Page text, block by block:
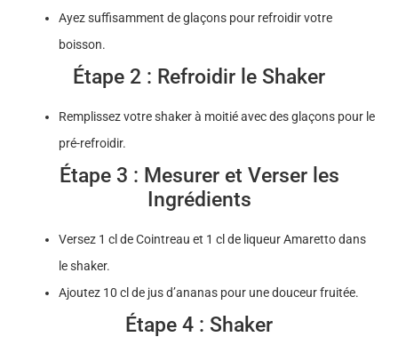
Ayez suffisamment de glaçons pour refroidir votre
boisson.
Étape 2 : Refroidir le Shaker
Remplissez votre shaker à moitié avec des glaçons pour le
pré-refroidir.
Étape 3 : Mesurer et Verser les
Ingrédients
Versez 1 cl de Cointreau et 1 cl de liqueur Amaretto dans
le shaker.
Ajoutez 10 cl de jus d’ananas pour une douceur fruitée.
Étape 4 : Shaker